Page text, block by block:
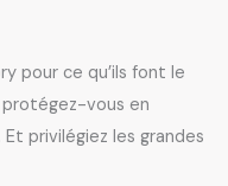
pour ce qu’ils font le
vous en
privilégiez les grandes